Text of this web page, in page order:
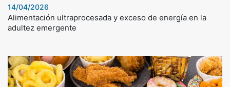
14/04/2026
Alimentación ultraprocesada y exceso de energía en la
adultez emergente